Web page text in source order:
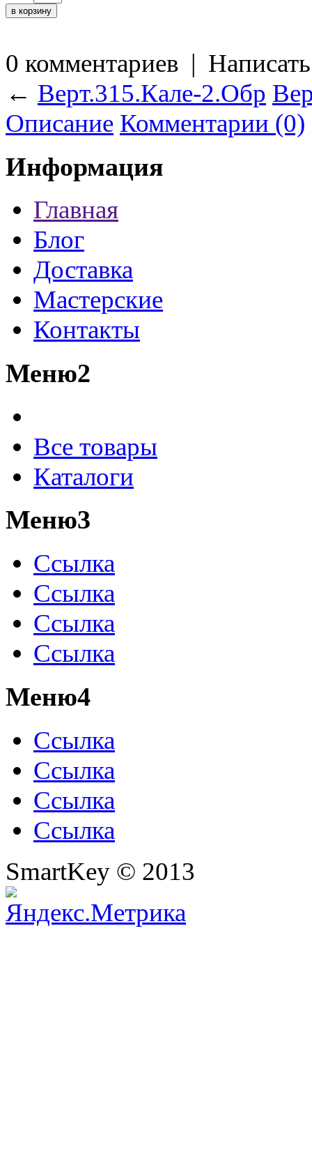
0 комментариев |
← Верт.315.Кале-2.Обр
Описание Комментарии (0)
Информация
Главная
Блог
Доставка
Мастерские
Контакты
Меню2
Все товары
Каталоги
Меню3
Ссылка
Ссылка
Ссылка
Ссылка
Меню4
Ссылка
Ссылка
Ссылка
Ссылка
SmartKey © 2013